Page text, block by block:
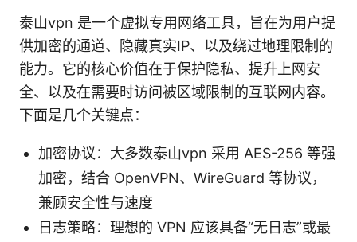
泰山vpn 是一个虚拟专用网络工具，旨在为用户提
供加密的通道、隐藏真实IP、以及绕过地理限制的
能力。它的核心价值在于保护隐私、提升上网安
全、以及在需要时访问被区域限制的互联网内容。
下面是几个关键点：
加密协议：大多数泰山vpn 采用 AES-256 等强
加密，结合 OpenVPN、WireGuard 等协议，
兼顾安全性与速度
日志策略：理想的 VPN 应该具备“无日志”或最